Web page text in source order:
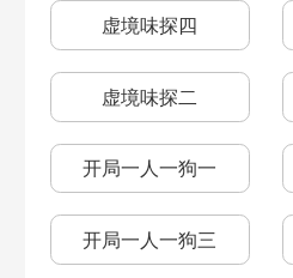
黑塔币有什么用
前期特别好用的物品
卡主线等级怎么办
四星角色值得
虚境味探四
虚境味探二
开局一人一狗一
开局一人一狗三